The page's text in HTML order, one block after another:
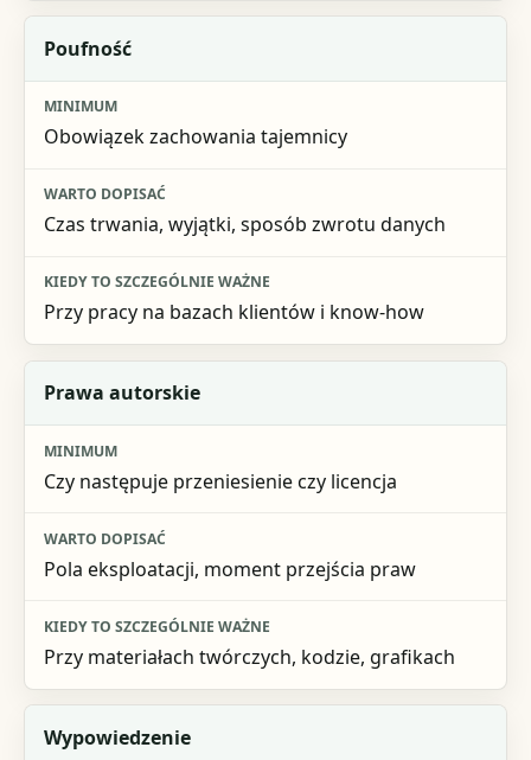
Poufność
Obowiązek zachowania tajemnicy
Czas trwania, wyjątki, sposób zwrotu danych
Przy pracy na bazach klientów i know-how
Prawa autorskie
Czy następuje przeniesienie czy licencja
Pola eksploatacji, moment przejścia praw
Przy materiałach twórczych, kodzie, grafikach
Wypowiedzenie